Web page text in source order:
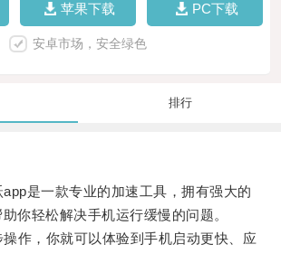
苹果下载 PC下载
安卓市场，安全绿色
排行
是一款专业的加速工具，拥有强大的
你轻松解决手机运行缓慢的问题。
，你就可以体验到手机启动更快、应